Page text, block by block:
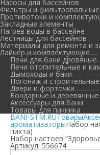
Насосы для бассейнов
Фильтры и фильтровальные
Противотоки и
Закладные элементы
Нагрев воды в бассейне
Лестницы для бассейнов
Материалы для ремонта и
Лайнер и комплектующие
Печи для бани дровяные
Печи отопительные и
Дымоходы и баки
Погонаж и
Двери и форточки
Бондарные и деревянные
Аксессуары для бани
Товары для пикника
BANI-STM.RUТовары
ароматизаторыНабор
пихта)
Набор настоев
Артикул: 556674